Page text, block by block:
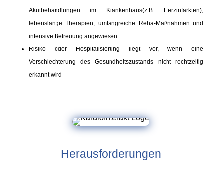
Akutbehandlungen im Krankenhaus(z.B. Herzinfarkten),
lebenslange Therapien, umfangreiche Reha-Maßnahmen und
intensive Betreuung angewiesen
Risiko oder Hospitalisierung liegt vor, wenn eine
Verschlechterung des Gesundheitszustands nicht rechtzeitig
erkannt wird
Herausforderungen